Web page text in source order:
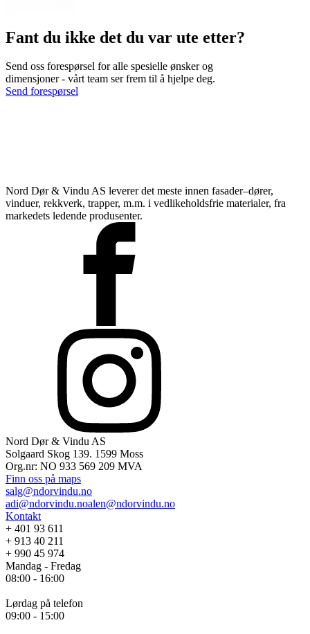
Fant du ikke det du var ute etter?
Send oss forespørsel for alle spesielle ønsker og
dimensjoner - vårt team ser frem til å hjelpe deg.
Send forespørsel
Nord Dør & Vindu AS leverer det meste innen fasader–dører,
vinduer, rekkverk, trapper, m.m. i vedlikeholdsfrie materialer, fra
markedets ledende produsenter.
Nord Dør & Vindu AS
Solgaard Skog 139. 1599 Moss
Org.nr: NO 933 569 209 MVA
Finn oss på maps
salg@ndorvindu.no
adi@ndorvindu.noalen@ndorvindu.no
Kontakt
+ 401 93 611
+ 913 40 211
+ 990 45 974
Mandag - Fredag
08:00 - 16:00
Lørdag på telefon
09:00 - 15:00
Lagervarer
Vinduer
PVC Vinduer
Ytterdører